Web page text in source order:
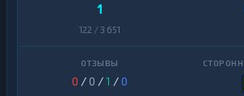
1
122 / 3 651
0 / 0 /1 /0